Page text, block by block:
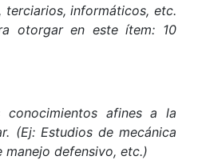
terciarios, informáticos, etc.
otorgar en este ítem: 10
afines a la
(Ej: Estudios de mecánica
defensivo, etc.)